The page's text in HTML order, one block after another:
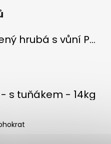
ZVERLIT červený hrubá s vůní Podestýlka kočka 10kg
je 5 z 5 hvězdiček.
s tuňákem - 14kg
je 5 z 5 hvězdiček.